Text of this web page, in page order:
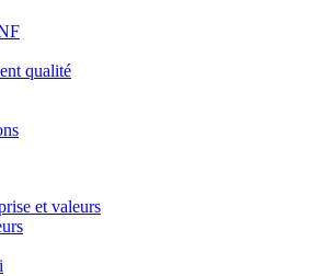
qualité
et valeurs